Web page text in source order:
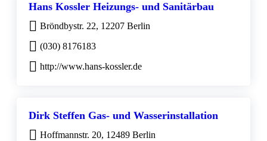
Hans Kossler Heizungs- und Sanitärbau
Bröndbystr. 22, 12207 Berlin
(030) 8176183
http://www.hans-kossler.de
Dirk Steffen Gas- und Wasserinstallation
Hoffmannstr. 20, 12489 Berlin